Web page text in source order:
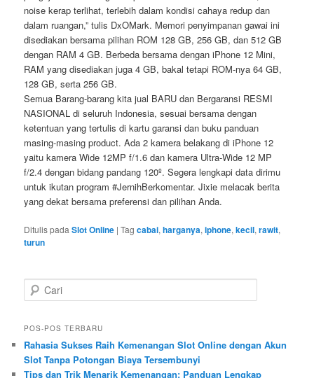
noise kerap terlihat, terlebih dalam kondisi cahaya redup dan
dalam ruangan,” tulis DxOMark. Memori penyimpanan gawai ini
disediakan bersama pilihan ROM 128 GB, 256 GB, dan 512 GB
dengan RAM 4 GB. Berbeda bersama dengan iPhone 12 Mini,
RAM yang disediakan juga 4 GB, bakal tetapi ROM-nya 64 GB,
128 GB, serta 256 GB.
Semua Barang-barang kita jual BARU dan Bergaransi RESMI
NASIONAL di seluruh Indonesia, sesuai bersama dengan
ketentuan yang tertulis di kartu garansi dan buku panduan
masing-masing product. Ada 2 kamera belakang di iPhone 12
yaitu kamera Wide 12MP f/1.6 dan kamera Ultra-Wide 12 MP
f/2.4 dengan bidang pandang 120º. Segera lengkapi data dirimu
untuk ikutan program #JernihBerkomentar. Jixie melacak berita
yang dekat bersama preferensi dan pilihan Anda.
Ditulis pada Slot Online |Tag cabai,harganya,iphone,kecil,rawit,
turun
a
iPOS-POS TERBARU
Rahasia Sukses Raih Kemenangan Slot Online dengan Akun
Slot Tanpa Potongan Biaya Tersembunyi
Tips dan Trik Menarik Kemenangan: Panduan Lengkap